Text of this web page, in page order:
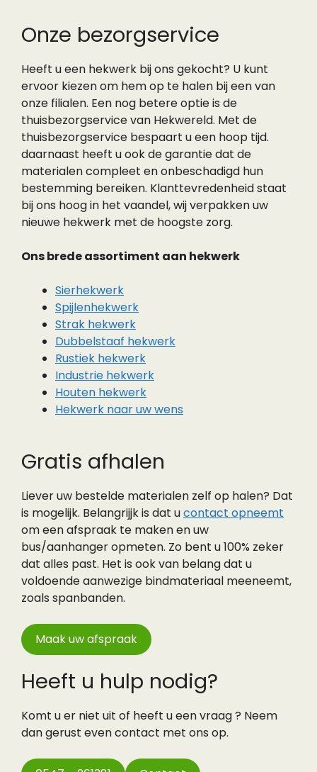
Onze bezorgservice
Heeft u een hekwerk bij ons gekocht? U kunt
ervoor kiezen om hem op te halen bij een van
onze filialen. Een nog betere optie is de
thuisbezorgservice van Hekwereld. Met de
thuisbezorgservice bespaart u een hoop tijd.
daarnaast heeft u ook de garantie dat de
materialen compleet en onbeschadigd hun
bestemming bereiken. Klanttevredenheid staat
bij ons hoog in het vaandel, wij verpakken uw
nieuwe hekwerk met de hoogste zorg.
Ons brede assortiment aan hekwerk
Sierhekwerk
Spijlenhekwerk
Strak hekwerk
Dubbelstaaf hekwerk
Rustiek hekwerk
Industrie hekwerk
Houten hekwerk
Hekwerk naar uw wens
Gratis afhalen
Liever uw bestelde materialen zelf op halen? Dat
is mogelijk. Belangrijjk is dat ucontact opneemt
om een afspraak te maken en uw
bus/aanhanger opmeten. Zo bent u 100% zeker
dat alles past. Het is ook van belang dat u
voldoende aanwezige bindmateriaal meeneemt,
zoals spanbanden.
Maak uw afspraak
Heeft u hulp nodig?
Komt u er niet uit of heeft u een vraag ? Neem
dan gerust even contact met ons op.